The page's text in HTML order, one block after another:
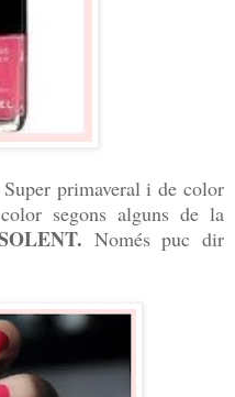
primaveral i de color
segons alguns de la
Només puc dir